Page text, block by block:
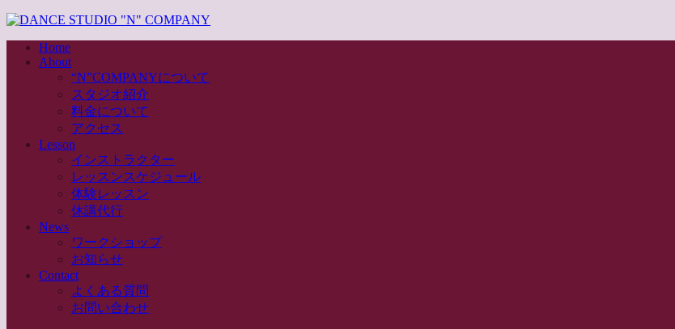
Home
About
“N”COMPANYについて
スタジオ紹介
料金について
アクセス
Lesson
インストラクター
レッスンスケジュール
体験レッスン
休講代行
News
ワークショップ
お知らせ
Contact
よくある質問
お問い合わせ